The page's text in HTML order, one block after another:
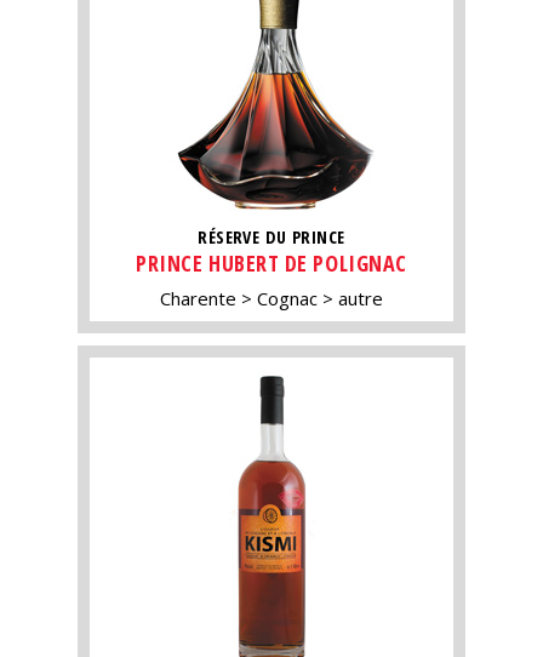
RÉSERVE DU PRINCE
PRINCE HUBERT DE POLIGNAC
Charente Cognac autre